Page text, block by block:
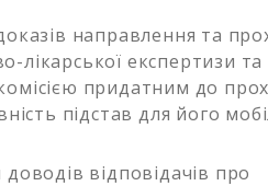
направлення та
лікарської експертизи
придатним до
підстав для його
відповідачів про